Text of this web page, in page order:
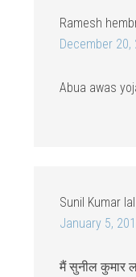
Ramesh
December 20,
Abua awas
Sunil Kumar lal
January 5,
मैं सुनील कुमार